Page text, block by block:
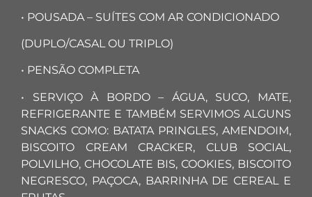
• POUSADA – SUÍTES COM AR CONDICIONADO
(DUPLO/CASAL OU TRIPLO)
• PENSÃO COMPLETA
• SERVIÇO À BORDO – ÁGUA, SUCO, MATE,
REFRIGERANTE E TAMBÉM SERVIMOS ALGUNS
SNACKS COMO: BATATA PRINGLES, AMENDOIM,
BISCOITO CREAM CRACKER, CLUB SOCIAL,
POLVILHO, CHOCOLATE BIS, COOKIES, BISCOITO
NEGRESCO, PAÇOCA, BARRINHA DE CEREAL E